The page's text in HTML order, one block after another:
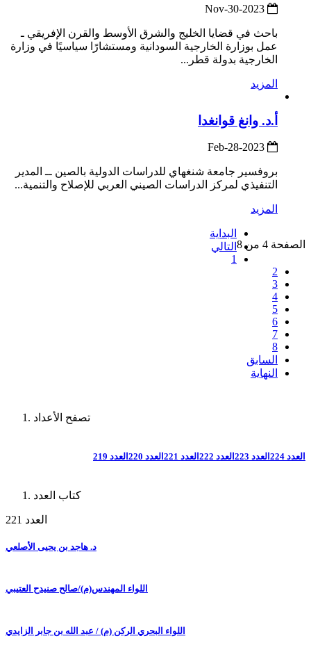
باحث في قضايا الخليج والشرق الأوسط والقرن الإفريقي ـ
عمل بوزارة الخارجية السودانية ومستشارًا سياسيًا في وزارة
الخارجية بدولة قطر...
المزيد
أ.د. وانغ قوانغدا
بروفسير جامعة شنغهاي للدراسات الدولية بالصين ــ المدير
التنفيذي لمركز الدراسات الصيني العربي للإصلاح والتنمية...
المزيد
الصفحة 4 من 8
البداية
التالي
1
2
3
4
5
6
7
8
السابق
النهاية
تصفح الأعداد
العدد 224 العدد 223 العدد 222 العدد 221 العدد 220 العدد 219
كتاب العدد
العدد 221
د. هاجد بن يحيى الأصلعي
اللواء المهندس(م)/صالح صنيدح العتيبي
اللواء البحري الركن (م) / عبد الله بن جابر الزايدي